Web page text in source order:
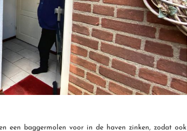
een baggermolen voor in de haven zinken, zodat ook